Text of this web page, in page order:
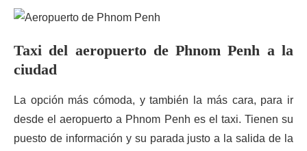
Taxi del aeropuerto de Phnom Penh a la
ciudad
La opción más cómoda, y también la más cara, para ir
desde el aeropuerto a Phnom Penh es el taxi. Tienen su
puesto de información y su parada justo a la salida de la